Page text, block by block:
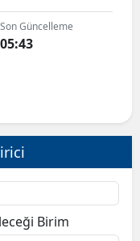
Son Güncelleme
05:43
Birim